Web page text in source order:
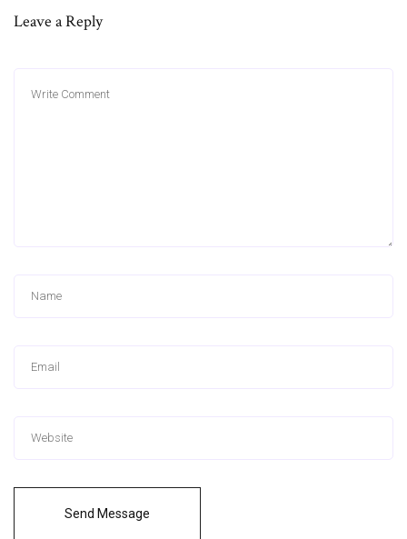
Leave a Reply
Send Message